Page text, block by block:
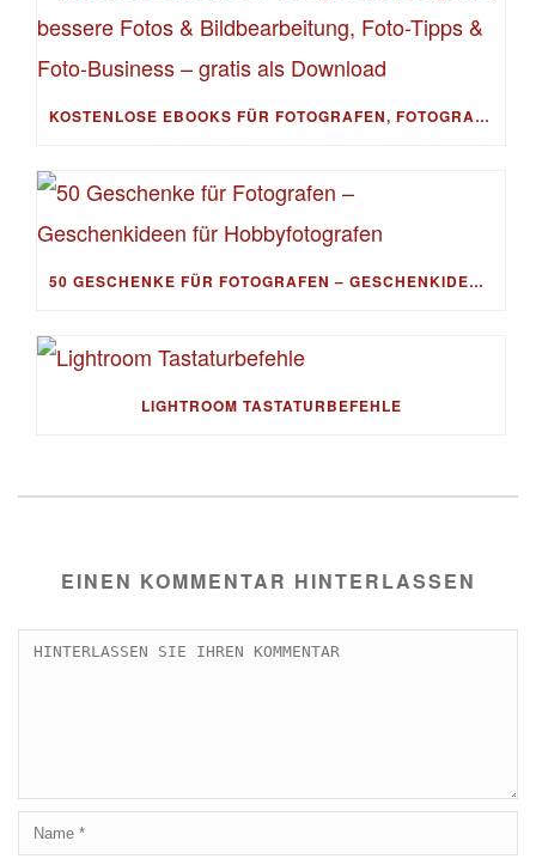
KOSTENLOSE EBOOKS FÜR FOTOGRAFEN, FOTOGRAFIE, BESSERE FOTOS & BILDBEARBEITUNG, FOTO-TIPPS & FOTO-BUSINESS – GRATIS ALS DOWNLOAD
50 GESCHENKE FÜR FOTOGRAFEN – GESCHENKIDEEN FÜR HOBBYFOTOGRAFEN
LIGHTROOM TASTATURBEFEHLE
EINEN KOMMENTAR HINTERLASSEN